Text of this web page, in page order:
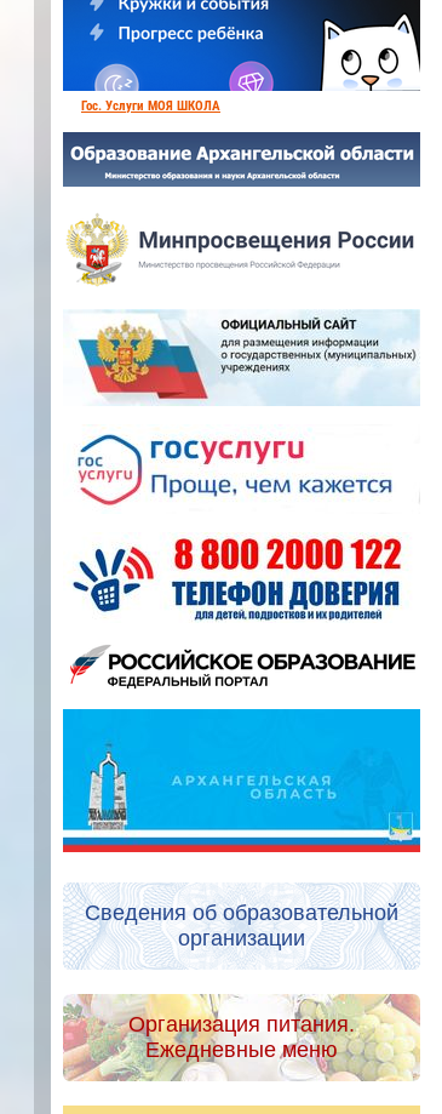
Гос. Услуги МОЯ ШКОЛА
Сведения об образовательной
организации
Организация питания.
Ежедневные меню